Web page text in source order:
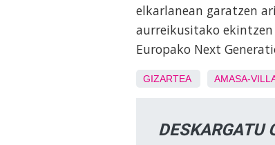
elkarlanean garatzen
aurreikusitako
Europako Next
GIZARTEA AMASA-
DESKARGATU